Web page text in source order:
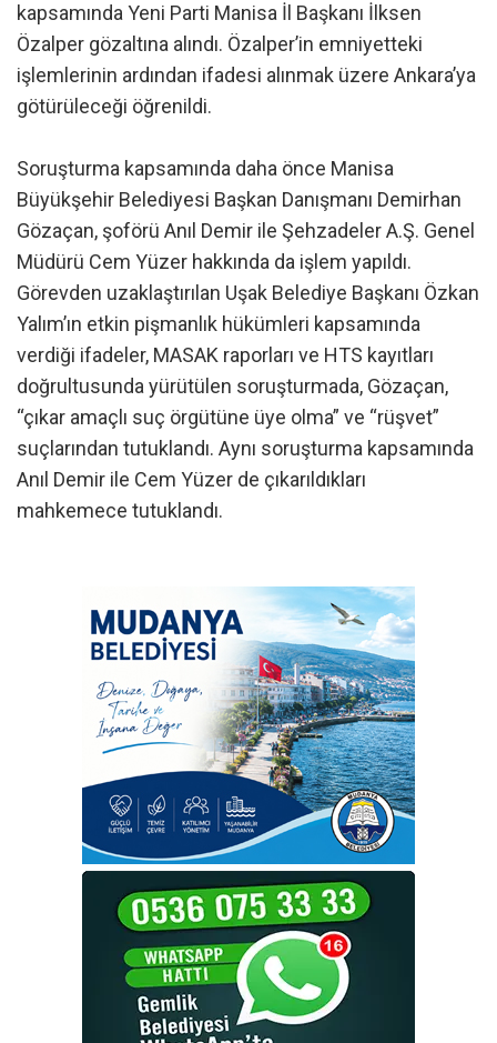
kapsamında Yeni Parti Manisa İl Başkanı İlksen
Özalper gözaltına alındı. Özalper’in emniyetteki
işlemlerinin ardından ifadesi alınmak üzere Ankara’ya
götürüleceği öğrenildi.
Soruşturma kapsamında daha önce Manisa
Büyükşehir Belediyesi Başkan Danışmanı Demirhan
Gözaçan, şoförü Anıl Demir ile Şehzadeler A.Ş. Genel
Müdürü Cem Yüzer hakkında da işlem yapıldı.
Görevden uzaklaştırılan Uşak Belediye Başkanı Özkan
Yalım’ın etkin pişmanlık hükümleri kapsamında
verdiği ifadeler, MASAK raporları ve HTS kayıtları
doğrultusunda yürütülen soruşturmada, Gözaçan,
“çıkar amaçlı suç örgütüne üye olma” ve “rüşvet”
suçlarından tutuklandı. Aynı soruşturma kapsamında
Anıl Demir ile Cem Yüzer de çıkarıldıkları
mahkemece tutuklandı.